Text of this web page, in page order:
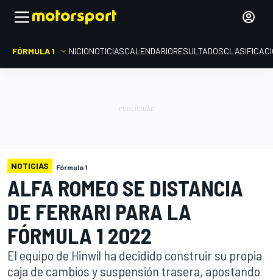
FÓRMULA 1 INICIONOTICIASCALENDARIORESULTADOS
NOTICIAS Fórmula 1
ALFA ROMEO SE DISTANCIA
DE FERRARI PARA LA
FÓRMULA 1 2022
El equipo de Hinwil ha decidido construir su propia
caja de cambios y suspensión trasera, apostando